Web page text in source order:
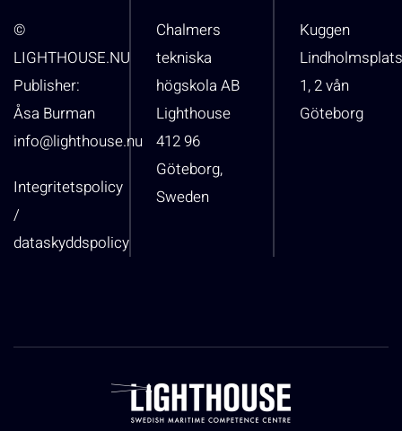
©
LIGHTHOUSE.NU
Publisher:
Åsa Burman
info@lighthouse.nu
Integritetspolicy
/
dataskyddspolicy
Chalmers
tekniska
högskola AB
Lighthouse
412 96
Göteborg,
Sweden
Kuggen
1, 2 vån
Göteborg